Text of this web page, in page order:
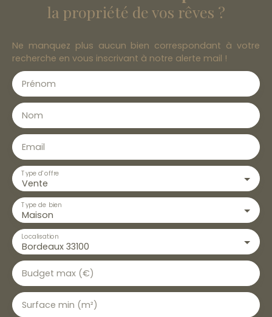
la propriété de vos rêves ?
Ne manquez plus aucun bien correspondant à votre
recherche en vous inscrivant à notre alerte mail !
Prénom
Nom
Email
Vente
Type d'offre
Maison
Type de bien
Bordeaux 33100
Localisation
Budget max (€)
Surface min (m²)